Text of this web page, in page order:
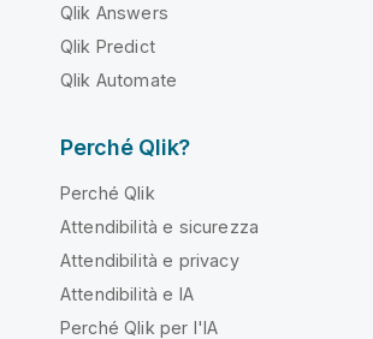
Qlik Answers
Qlik Predict
Qlik Automate
Perché Qlik?
Perché Qlik
Attendibilità e sicurezza
Attendibilità e privacy
Attendibilità e IA
Perché Qlik per l'IA